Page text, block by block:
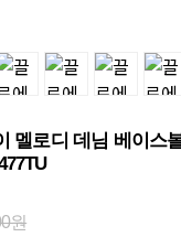
멜로디 데님 베이스
원